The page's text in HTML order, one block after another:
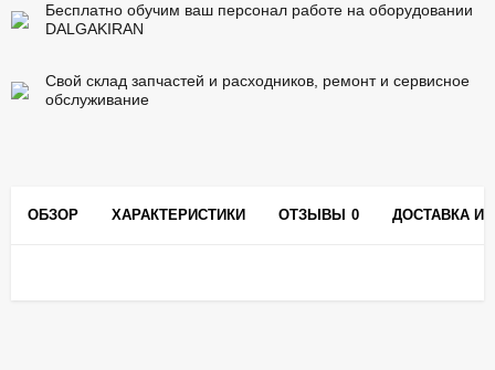
Бесплатно обучим ваш персонал работе на оборудовании
DALGAKIRAN
Свой склад запчастей и расходников, ремонт и сервисное
обслуживание
ОБЗОР ХАРАКТЕРИСТИКИ ОТЗЫВЫ 0 ДОСТАВКА И